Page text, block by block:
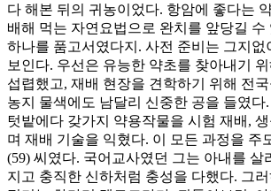
다 해본 뒤의 귀농이었다. 항암에 좋다는
배해 먹는 자연요법으로 완치를 앞당길 수
하나를 품고서였다지. 사전 준비는 그지없
보인다. 우선은 유능한 약초를 찾아내기
섭렵했고, 재배 현장을 견학하기 위해 전
농지 물색에도 남달리 신중한 공을 들였
텃밭에다 갖가지 약용작물을 시험 재배,
며 재배 기술을 익혔다. 이 모든 과정을 주
(59) 씨였다. 국어교사였던 그는 아내를 살
지고 충직한 신하처럼 충성을 다했다. 그